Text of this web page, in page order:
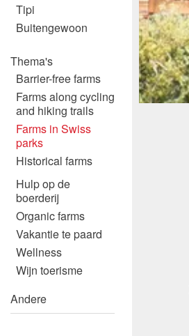
Tipi
Buitengewoon
Thema's
Barrier-free farms
Farms along cycling
and hiking trails
Farms in Swiss
parks
Historical farms
Hulp op de
boerderij
Organic farms
Vakantie te paard
Wellness
Wijn toerisme
Andere